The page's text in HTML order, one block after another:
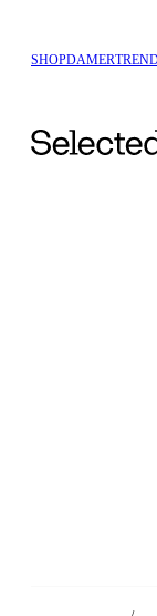
SHOPDAMER